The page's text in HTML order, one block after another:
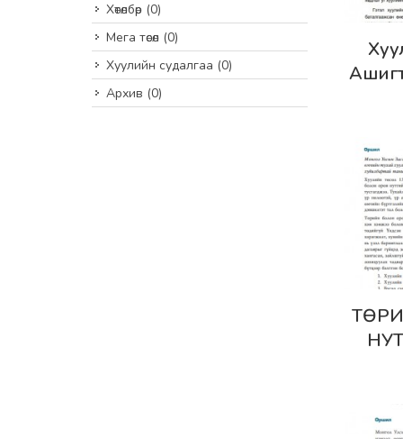
Хөтөлбөр (0)
Мега төсөл (0)
Хуулийн судалгаа (0)
Архив (0)